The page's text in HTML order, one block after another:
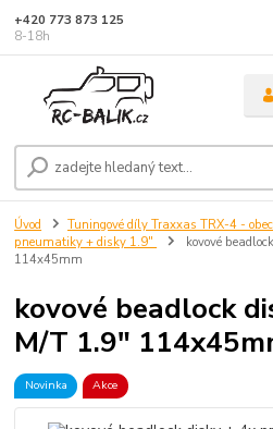
+420 773 873 125
8-18h
Úvod Tuningové díly Traxxas TRX-4 -
pneumatiky + disky 1.9"
kovové
114x45mm
kovové beadlock
M/T 1.9"
Novinka Akce